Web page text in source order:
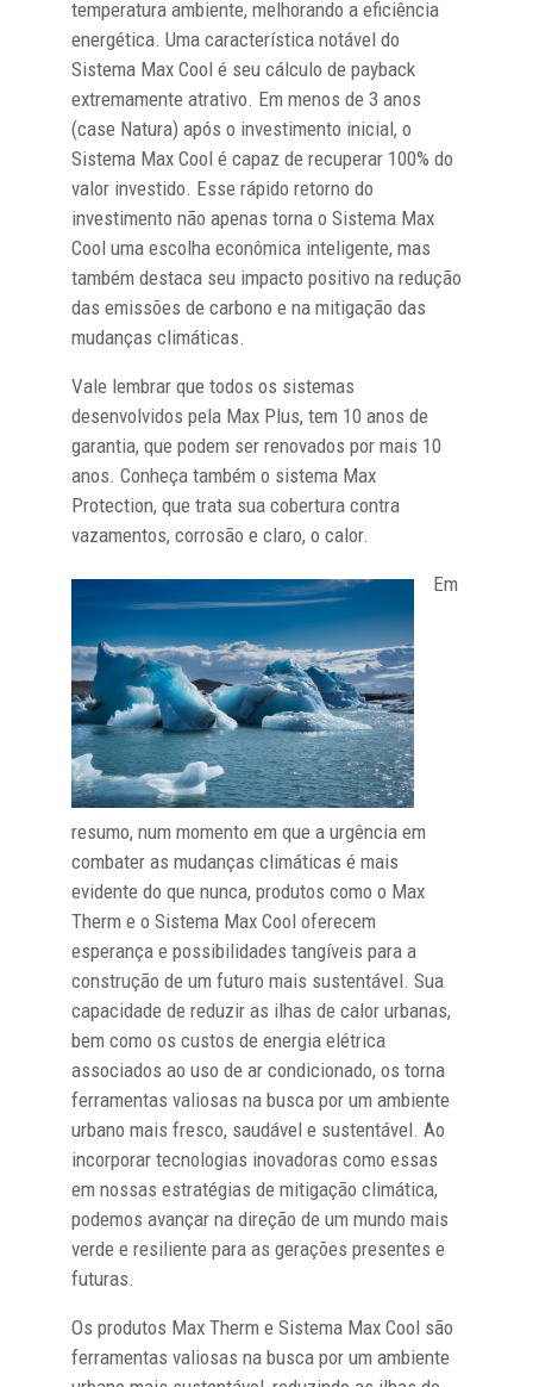
temperatura ambiente, melhorando a eficiência
energética. Uma característica notável do
Sistema Max Cool é seu cálculo de payback
extremamente atrativo. Em menos de 3 anos
(case Natura) após o investimento inicial, o
Sistema Max Cool é capaz de recuperar 100% do
valor investido. Esse rápido retorno do
investimento não apenas torna o Sistema Max
Cool uma escolha econômica inteligente, mas
também destaca seu impacto positivo na redução
das emissões de carbono e na mitigação das
mudanças climáticas.
Vale lembrar que todos os sistemas
desenvolvidos pela Max Plus, tem 10 anos de
garantia, que podem ser renovados por mais 10
anos. Conheça também o sistema Max
Protection, que trata sua cobertura contra
vazamentos, corrosão e claro, o calor.
Em
resumo, num momento em que a urgência em
combater as mudanças climáticas é mais
evidente do que nunca, produtos como o Max
Therm e o Sistema Max Cool oferecem
esperança e possibilidades tangíveis para a
construção de um futuro mais sustentável. Sua
capacidade de reduzir as ilhas de calor urbanas,
bem como os custos de energia elétrica
associados ao uso de ar condicionado, os torna
ferramentas valiosas na busca por um ambiente
urbano mais fresco, saudável e sustentável. Ao
incorporar tecnologias inovadoras como essas
em nossas estratégias de mitigação climática,
podemos avançar na direção de um mundo mais
verde e resiliente para as gerações presentes e
futuras.
Os produtos Max Therm e Sistema Max Cool são
ferramentas valiosas na busca por um ambiente